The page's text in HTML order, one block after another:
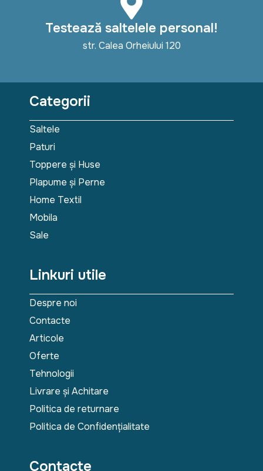
Testează saltelele personal!
str. Calea Orheiului 120
Categorii
Saltele
Paturi
Toppere și Huse
Plapume și Perne
Home Textil
Mobila
Sale
Linkuri utile
Despre noi
Contacte
Articole
Oferte
Tehnologii
Livrare și Achitare
Politica de returnare
Politica de Confidențialitate
Contacte